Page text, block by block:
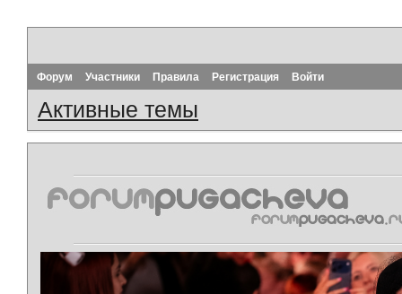
Форум Участники Правила Регистрация Войти
Активные темы